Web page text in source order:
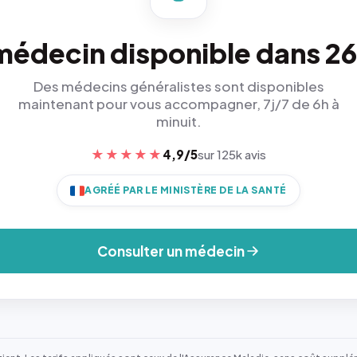
disponible dans
Des médecins généralistes sont disponibles
maintenant pour vous accompagner, 7j/7 de 6h à
minuit.
★★★★★ 4,9/5sur 125k avis
AGRÉÉ PAR LE MINISTÈRE DE LA SANTÉ
Consulter un médecin